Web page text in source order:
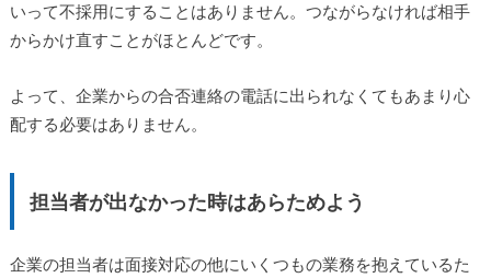
いって不採用にすることはありません。つながらなければ相手
からかけ直すことがほとんどです。
よって、企業からの合否連絡の電話に出られなくてもあまり心
配する必要はありません。
担当者が出なかった時はあらためよう
企業の担当者は面接対応の他にいくつもの業務を抱えているた